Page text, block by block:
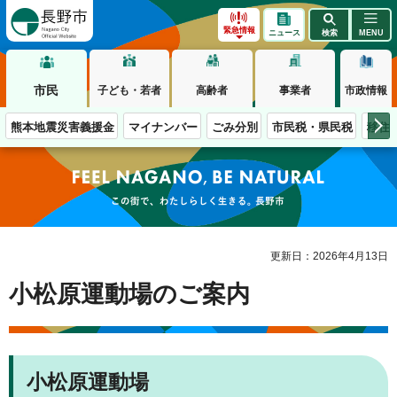
緊急情報 ニュース 検索 MENU
市民 子ども・若者 高齢者 事業者 市政情報
熊本地震災害義援金 マイナンバー ごみ分別 市民税・県民税 移住
この街で、わたしらしく生きる。長野市
更新日：2026年4月13日
小松原運動場のご案内
小松原運動場